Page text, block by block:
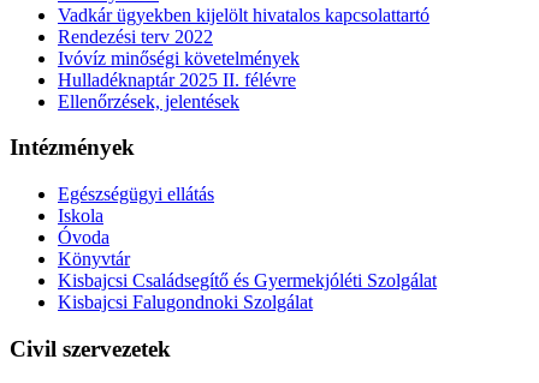
Vadkár ügyekben kijelölt hivatalos kapcsolattartó
Rendezési terv 2022
Ivóvíz minőségi követelmények
Hulladéknaptár 2025 II. félévre
Ellenőrzések, jelentések
Intézmények
Egészségügyi ellátás
Iskola
Óvoda
Könyvtár
Kisbajcsi Családsegítő és Gyermekjóléti Szolgálat
Kisbajcsi Falugondnoki Szolgálat
Civil szervezetek